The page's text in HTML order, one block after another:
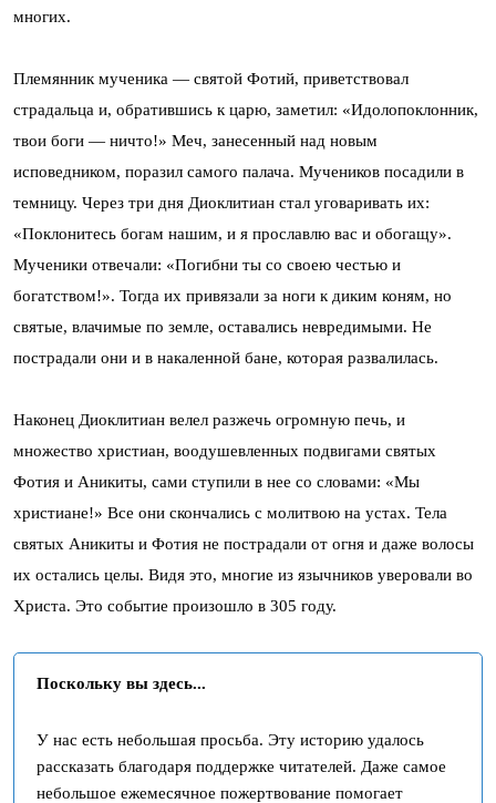
многих.
Племянник мученика — святой Фотий, приветствовал
страдальца и, обратившись к царю, заметил: «Идолопоклонник,
твои боги — ничто!» Меч, занесенный над новым
исповедником, поразил самого палача. Мучеников посадили в
темницу. Через три дня Диоклитиан стал уговаривать их:
«Поклонитесь богам нашим, и я прославлю вас и обогащу».
Мученики отвечали: «Погибни ты со своею честью и
богатством!». Тогда их привязали за ноги к диким коням, но
святые, влачимые по земле, оставались невредимыми. Не
пострадали они и в накаленной бане, которая развалилась.
Наконец Диоклитиан велел разжечь огромную печь, и
множество христиан, воодушевленных подвигами святых
Фотия и Аникиты, сами ступили в нее со словами: «Мы
христиане!» Все они скончались с молитвою на устах. Тела
святых Аникиты и Фотия не пострадали от огня и даже волосы
их остались целы. Видя это, многие из язычников уверовали во
Христа. Это событие произошло в 305 году.
Поскольку вы здесь...
У нас есть небольшая просьба. Эту историю удалось
рассказать благодаря поддержке читателей. Даже самое
небольшое ежемесячное пожертвование помогает